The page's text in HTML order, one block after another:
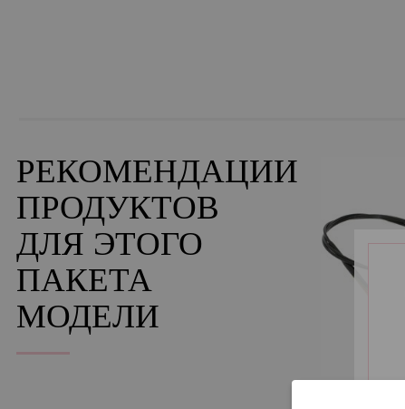
РЕКОМЕНДАЦИИ
ПРОДУКТОВ
ДЛЯ ЭТОГО
ПАКЕТА
МОДЕЛИ